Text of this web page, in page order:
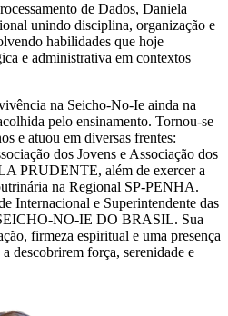
de Dados, Daniela
unindo disciplina, organização e
habilidades que hoje
e administrativa em contextos
na Seicho-No-Ie ainda na
pelo ensinamento. Tornou-se
e atuou em diversas frentes:
dos Jovens e Associação dos
PRUDENTE, além de exercer a
na Regional SP-PENHA.
Internacional e Superintendente das
NO-IE DO BRASIL. Sua
firmeza espiritual e uma presença
descobrirem força, serenidade e